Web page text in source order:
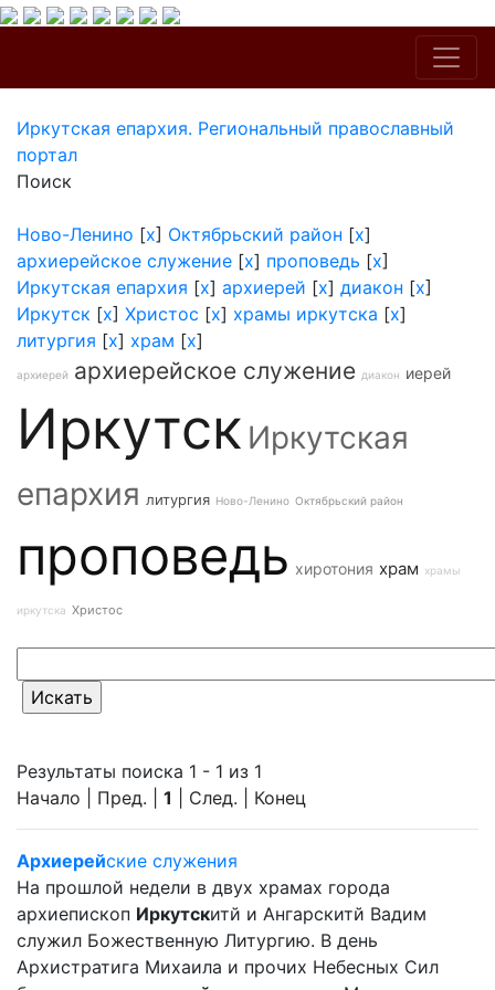
Иркутская епархия. Региональный православный
портал
Поиск
Ново-Ленино [x] Октябрьский район [x]
архиерейское служение [x] проповедь [x]
Иркутская епархия [x] архиерей [x] диакон [x]
Иркутск [x] Христос [x] храмы иркутска [x]
литургия [x] храм [x]
архиерей архиерейское служение диакон иерей
Иркутск Иркутская
епархия литургия Ново-Ленино Октябрьский район
проповедь хиротония храм храмы
иркутска Христос
Результаты поиска 1 - 1 из 1
Начало | Пред. | 1 | След. | Конец
Архиерейские служения
На прошлой недели в двух храмах города
архиепископ Иркутскитй и Ангарскитй Вадим
служил Божественную Литургию. В день
Архистратига Михаила и прочих Небесных Сил